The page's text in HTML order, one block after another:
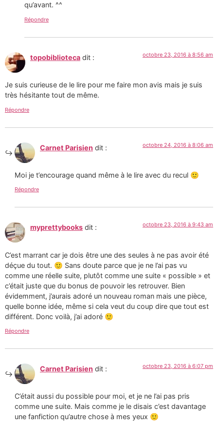
qu’avant. ^^
Répondre
topobiblioteca dit : octobre 23, 2016 à 8:56 am
Je suis curieuse de le lire pour me faire mon avis mais je suis
très hésitante tout de même.
Répondre
Carnet Parisien dit : octobre 24, 2016 à 8:06 am
Moi je t’encourage quand même à le lire avec du recul 🙂
Répondre
myprettybooks dit : octobre 23, 2016 à 9:43 am
C’est marrant car je dois être une des seules à ne pas avoir été
déçue du tout. 🙂 Sans doute parce que je ne l’ai pas vu
comme une réelle suite, plutôt comme une suite « possible » et
c’était juste que du bonus de pouvoir les retrouver. Bien
évidemment, j’aurais adoré un nouveau roman mais une pièce,
quelle bonne idée, même si cela veut du coup dire que tout est
différent. Donc voilà, j’ai adoré 🙂
Répondre
Carnet Parisien dit : octobre 23, 2016 à 6:07 pm
C’était aussi du possible pour moi, et je ne l’ai pas pris
comme une suite. Mais comme je le disais c’est davantage
une fanfiction qu’autre chose à mes yeux 🙂